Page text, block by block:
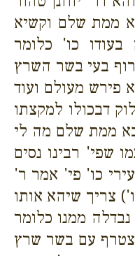
ממת שלם וקשיא
בעודו כו' כלומר
בעי בשר השרץ
פירש מעולם ועוד
דבכולו למקצתו
בא ממת שלם מה לי
שפי' רבינו נסים
כו' פי' אמר ר'
צריך שיהא אותו
ממנו כלומר
עם בשר שרץ